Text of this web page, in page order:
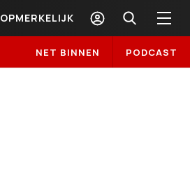
OPMERKELIJK
NET BINNEN PODCAST